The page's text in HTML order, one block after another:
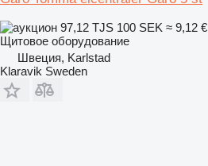
97,12 TJS 100 SEK ≈ 9,12 €
Щитовое оборудование
Швеция, Karlstad
Klaravik Sweden